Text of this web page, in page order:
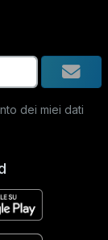
dei miei dati